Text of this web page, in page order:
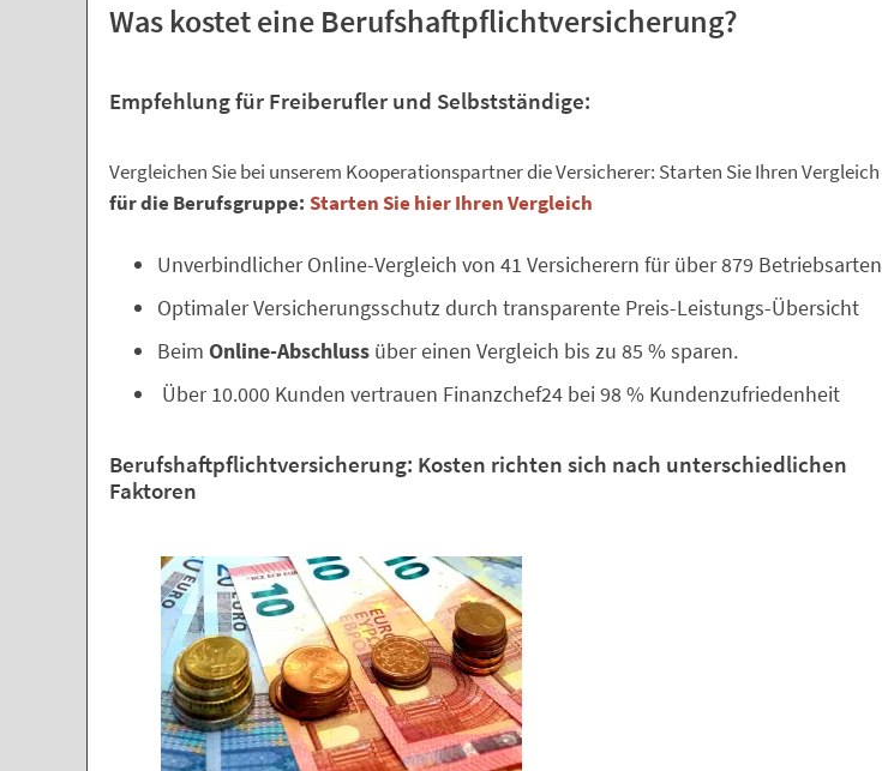
Was kostet eine Berufshaftpflicht­versicherung?
Empfehlung für Freiberufler und Selbstständige:
Vergleichen Sie bei unserem Kooperationspartner die Versicherer: Starten Sie Ihren Vergleich
für die Berufsgruppe: Starten Sie hier Ihren Vergleich
Unverbindlicher Online-Vergleich von 41 Versicherern für über 879 Betriebsarten
Optimaler Versicherungsschutz durch transparente Preis-Leistungs-Übersicht
Beim Online-Abschluss über einen Vergleich bis zu 85 % sparen.
Über 10.000 Kunden vertrauen Finanzchef24 bei 98 % Kundenzufriedenheit
Berufshaftpflicht­versicherung: Kosten richten sich nach unterschiedlichen
Faktoren